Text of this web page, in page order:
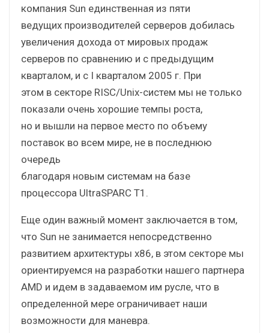
компания Sun единственная из пяти
ведущих производителей серверов добилась
увеличения дохода от мировых продаж
серверов по сравнению и с предыдущим
кварталом, и с I кварталом 2005 г. При
этом в секторе RISC/Unix-систем мы не только
показали очень хорошие темпы роста,
но и вышли на первое место по объему
поставок во всем мире, не в последнюю
очередь
благодаря новым системам на базе
процессора UltraSPARC T1.
Еще один важный момент заключается в том,
что Sun не занимается непосредственно
развитием архитектуры х86, в этом секторе мы
ориентируемся на разработки нашего партнера
AMD и идем в задаваемом им русле, что в
определенной мере ограничивает наши
возможности для маневра.